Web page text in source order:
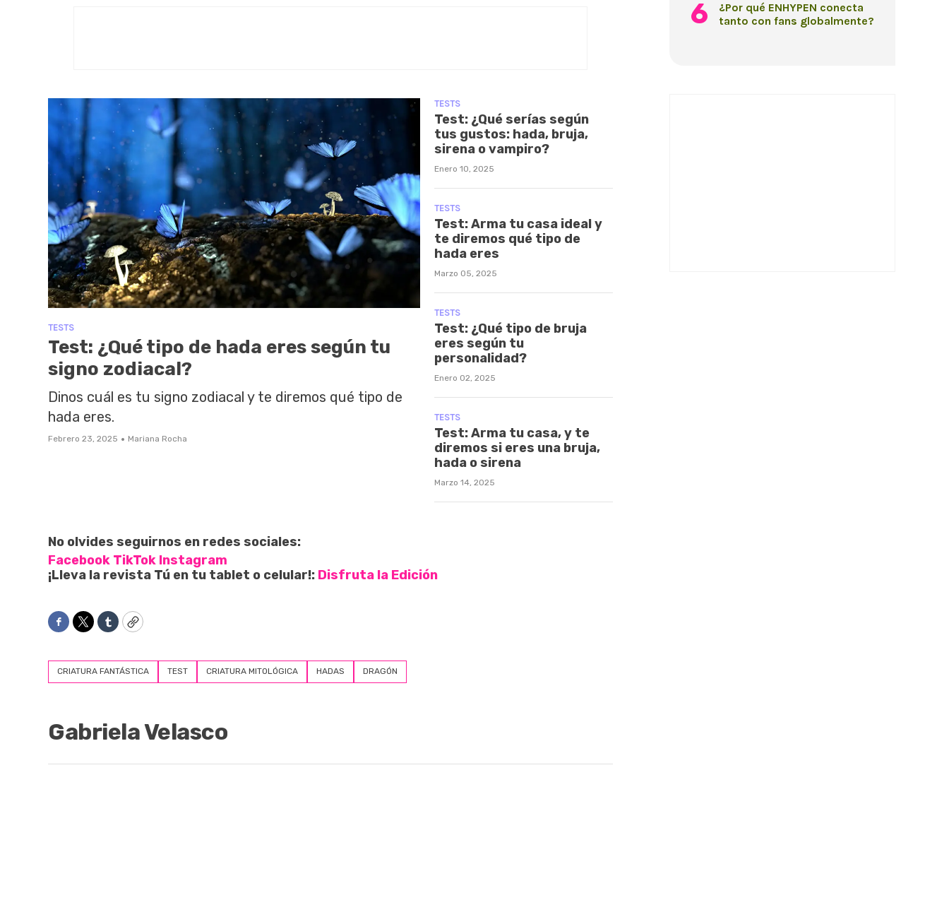
TESTS
Test: ¿Qué tipo de hada eres según tu
signo zodiacal?
Dinos cuál es tu signo zodiacal y te diremos qué tipo de
hada eres.
Febrero 23, 2025 · Mariana Rocha
TESTS
Test: ¿Qué serías según
tus gustos: hada, bruja,
sirena o vampiro?
Enero 10, 2025
TESTS
Test: Arma tu casa ideal y
te diremos qué tipo de
hada eres
Marzo 05, 2025
TESTS
Test: ¿Qué tipo de bruja
eres según tu
personalidad?
Enero 02, 2025
TESTS
Test: Arma tu casa, y te
diremos si eres una bruja,
hada o sirena
Marzo 14, 2025
No olvides seguirnos en redes sociales:
Facebook TikTok Instagram
¡Lleva la revista Tú en tu tablet o celular!: Disfruta la Edición
Facebook
TwitterTumblrCopy
CRIATURA FANTÁSTICA TEST CRIATURA MITOLÓGICA HADAS DRAGÓN
Gabriela Velasco
¿Por qué ENHYPEN conecta
tanto con fans globalmente?